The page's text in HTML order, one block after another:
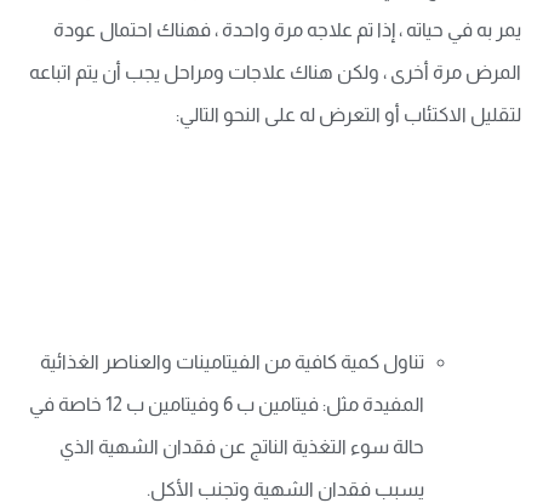
يمر به في حياته ، إذا تم علاجه مرة واحدة ، فهناك احتمال عودة
المرض مرة أخرى ، ولكن هناك علاجات ومراحل يجب أن يتم اتباعه
لتقليل الاكتئاب أو التعرض له على النحو التالي:
تناول كمية كافية من الفيتامينات والعناصر الغذائية
المفيدة مثل: فيتامين ب 6 وفيتامين ب 12 خاصة في
حالة سوء التغذية الناتج عن فقدان الشهية الذي
يسبب فقدان الشهية وتجنب الأكل.